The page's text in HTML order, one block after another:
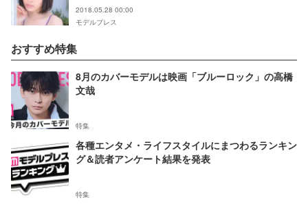
2018.05.28 00:00
モデルプレス
おすすめ特集
8月のカバーモデルは映画「ブルーロック」の高橋
文哉
特集
各種エンタメ・ライフスタイルにまつわるランキン
グ＆読者アンケート結果を発表
特集